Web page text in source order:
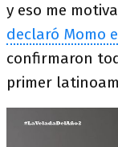
y eso me
declaró Momo
confirmaron
primer